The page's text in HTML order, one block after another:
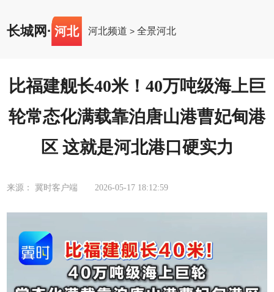
长城网 · 河北 河北频道 >全景河北
比福建舰长40米！40万吨级海上巨
轮常态化满载靠泊唐山港曹妃甸港
区 这就是河北港口硬实力
来源： 冀时客户端 2026-05-17 18:12:59